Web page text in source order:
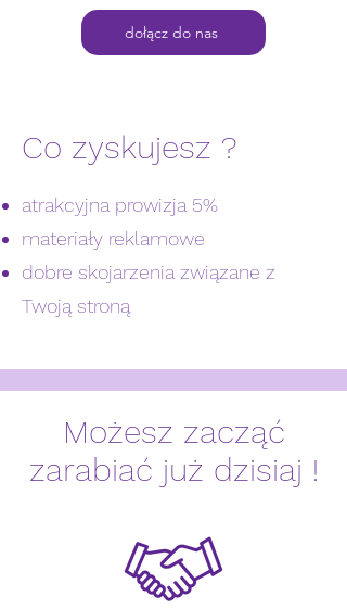
dołącz do nas
Co zyskujesz ?
atrakcyjna prowizja 5%
materiały reklamowe
dobre skojarzenia związane z
Twoją stroną
Możesz zacząć
zarabiać już dzisiaj !